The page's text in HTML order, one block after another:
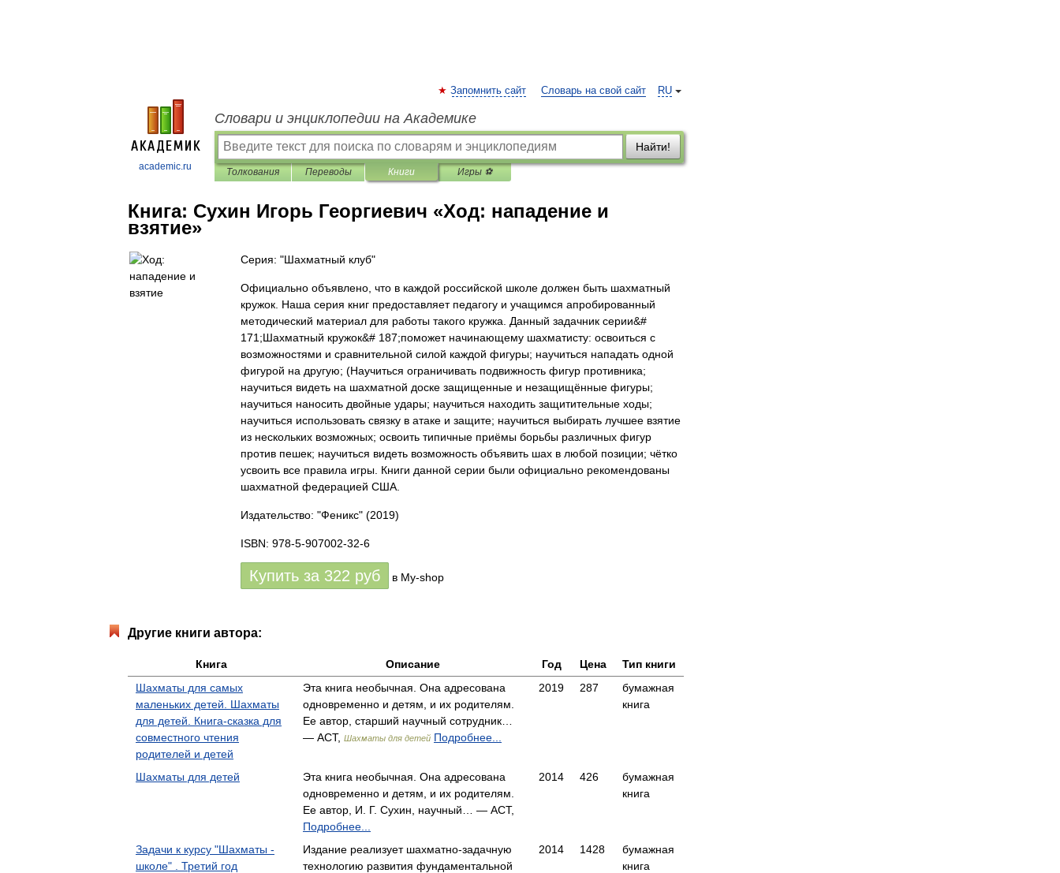
academic.ru
RU
Запомнить сайт Словарь на свой сайт
Словари и энциклопедии на Академике
Найти!
Толкования Переводы Книги Игры ⚽
Книга: Сухин Игорь Георгиевич «Ход: нападение и
взятие»
Серия: "Шахматный клуб"
Официально объявлено, что в каждой российской школе должен быть шахматный
кружок. Наша серия книг предоставляет педагогу и учащимся апробированный
методический материал для работы такого кружка. Данный задачник серии&#
171;Шахматный кружок&# 187;поможет начинающему шахматисту: освоиться с
возможностями и сравнительной силой каждой фигуры; научиться нападать одной
фигурой на другую; (Научиться ограничивать подвижность фигур противника;
научиться видеть на шахматной доске защищенные и незащищённые фигуры;
научиться наносить двойные удары; научиться находить защитительные ходы;
научиться использовать связку в атаке и защите; научиться выбирать лучшее взятие
из нескольких возможных; освоить типичные приёмы борьбы различных фигур
против пешек; научиться видеть возможность объявить шах в любой позиции; чётко
усвоить все правила игры. Книги данной серии были официально рекомендованы
шахматной федерацией США.
Издательство: "Феникс" (2019)
ISBN: 978-5-907002-32-6
Купить за 322 руб в My-shop
Другие книги автора:
Книга Описание Год Цена
Тип книги
Шахматы для самых
маленьких детей. Шахматы
для детей. Книга-сказка для
совместного чтения
родителей и детей
Эта книга необычная. Она адресована
одновременно и детям, и их родителям.
Ее автор, старший научный сотрудник…
— АСТ, Шахматы для детей Подробнее...
2019 287
бумажная
книга
Шахматы для детей
Эта книга необычная. Она адресована
одновременно и детям, и их родителям.
Ее автор, И. Г. Сухин, научный… — АСТ,
Подробнее...
2014 426
бумажная
книга
Задачи к курсу "Шахматы -
школе" . Третий год
Издание реализует шахматно-задачную
технологию развития фундаментальной
2014 1428
бумажная
книга